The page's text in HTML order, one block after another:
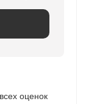
оценок